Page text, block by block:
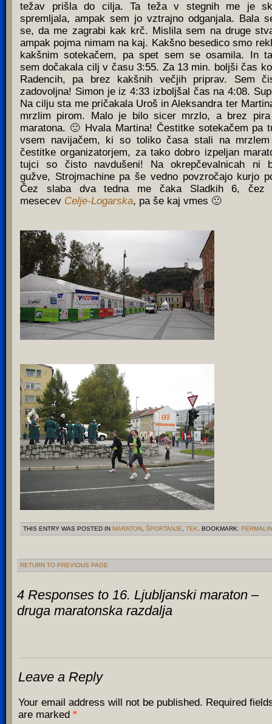
težav prišla do cilja. Ta teža v stegnih me je
spremljala, ampak sem jo vztrajno odganjala. Bala
se, da me zagrabi kak krč. Mislila sem na druge
ampak pojma nimam na kaj. Kakšno besedico smo
kakšnim sotekačem, pa spet sem se osamila. In
sem dočakala cilj v času 3:55. Za 13 min. boljši čas
Radencih, pa brez kakšnih večjih priprav. Sem
zadovoljna! Simon je iz 4:33 izboljšal čas na 4:08.
Na cilju sta me pričakala Uroš in Aleksandra ter
mrzlim pirom. Malo je bilo sicer mrzlo, a brez
maratona. 🙂 Hvala Martina! Čestitke sotekačem pa
vsem navijačem, ki so toliko časa stali na
čestitke organizatorjem, za tako dobro izpeljan
tujci so čisto navdušeni! Na okrepčevalnicah ni
gužve, Strojmachine pa še vedno povzročajo kurjo
Čez slaba dva tedna me čaka Sladkih 6, čez
mesecev Celje-Logarska, pa še kaj vmes 🙂
THIS ENTRY WAS POSTED IN MARATON ŠPORTANJE TEK . BOOKMARK:
RETURN TO PREVIOUS PAGE
4 Responses to 16. Ljubljanski maraton –
druga maratonska razdalja
Leave a Reply
Your email address will not be published. Required
are marked *